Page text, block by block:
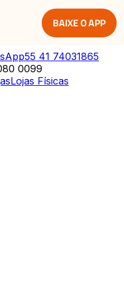
BAIXE O APP
55 41 74031865
0099
Lojas Físicas